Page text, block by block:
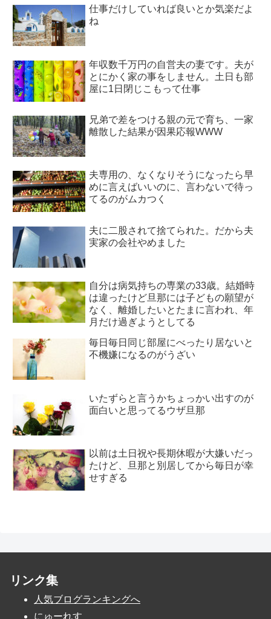
仕事だけしていれば良いとか気楽だよ
ね
年収数千万円の自営夫の妻です。夫が
とにかく家の事をしません。土日も部
屋に1日閉じこもって仕事
兄弟で差をつける親の元で育ち、一家
離散した結果が因果応報WWW
夫専用の、なくなりそうになったら早
めに言えばいいのに、言わないで待っ
てるのがムカつく
夫に二股されて捨てられた。だから夫
実家の会社やめました
自分は病気持ちの専業の33歳。結婚時
は違ったけど旦那には子どもの願望が
なく、離婚したいとたまに言われ、年
月だけ過ぎようとしてる
毎日毎日同じ部屋にべったり居ないと
不機嫌になるのがうざい
いたずらと言うかちょっかい出すのが
面白いと思ってるウザ旦那
以前は土日祝や長期休暇が大嫌いだっ
たけど、旦那と別居してから毎日が幸
せすぎる
リンク集
人気ブログランキングへ
にゅーれす